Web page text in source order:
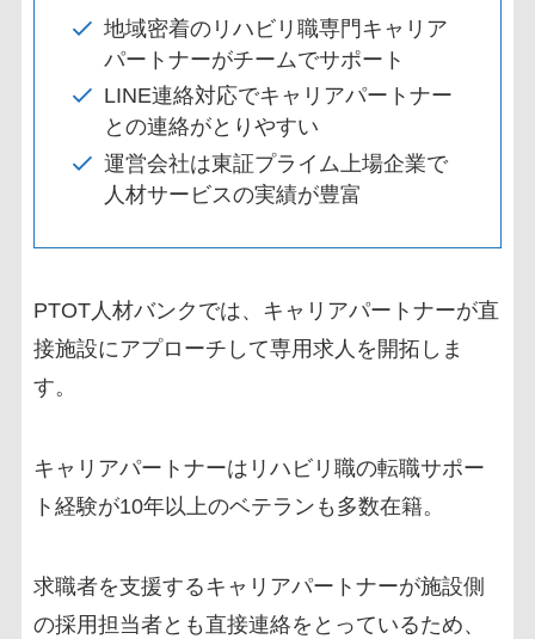
地域密着のリハビリ職専門キャリア
パートナーがチームでサポート
LINE連絡対応でキャリアパートナー
との連絡がとりやすい
運営会社は東証プライム上場企業で
人材サービスの実績が豊富
PTOT人材バンクでは、キャリアパートナーが直
接施設にアプローチして専用求人を開拓しま
す。
キャリアパートナーはリハビリ職の転職サポー
ト経験が10年以上のベテランも多数在籍。
求職者を支援するキャリアパートナーが施設側
の採用担当者とも直接連絡をとっているため、